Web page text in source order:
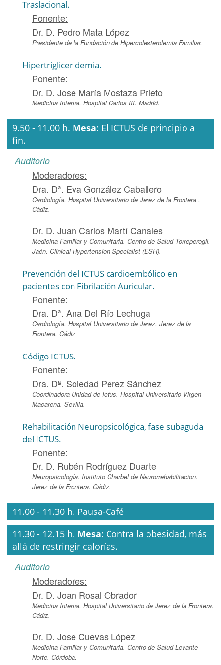
Traslacional.
Ponente:
Dr. D. Pedro Mata López
Presidente de la Fundación de Hipercolesterolemia Familiar.
Hipertrigliceridemia.
Ponente:
Dr. D. José María Mostaza Prieto
Medicina Interna. Hospital Carlos III. Madrid.
9.50 - 11.00 h. Mesa: El ICTUS de principio a
fin.
Auditorio
Moderadores:
Dra. Dª. Eva González Caballero
Cardiología. Hospital Universitario de Jerez de la Frontera .
Cádiz.
Dr. D. Juan Carlos Martí Canales
Medicina Familiar y Comunitaria. Centro de Salud Torreperogil.
Jaén. Clinical Hypertension Specialist (ESH).
Prevención del ICTUS cardioembólico en
pacientes con Fibrilación Auricular.
Ponente:
Dra. Dª. Ana Del Río Lechuga
Cardiología. Hospital Universitario de Jerez. Jerez de la
Frontera. Cádiz
Código ICTUS.
Ponente:
Dra. Dª. Soledad Pérez Sánchez
Coordinadora Unidad de Ictus. Hospital Universitario Virgen
Macarena. Sevilla.
Rehabilitación Neuropsicológica, fase subaguda
del ICTUS.
Ponente:
Dr. D. Rubén Rodríguez Duarte
Neuropsicología. Instituto Charbel de Neurorrehabilitacion.
Jerez de la Frontera. Cádiz.
11.00 - 11.30 h. Pausa-Café
11.30 - 12.15 h. Mesa: Contra la obesidad, más
allá de restringir calorías.
Auditorio
Moderadores:
Dr. D. Joan Rosal Obrador
Medicina Interna. Hospital Universitario de Jerez de la Frontera.
Cádiz.
Dr. D. José Cuevas López
Medicina Familiar y Comunitaria. Centro de Salud Levante
Norte. Córdoba.